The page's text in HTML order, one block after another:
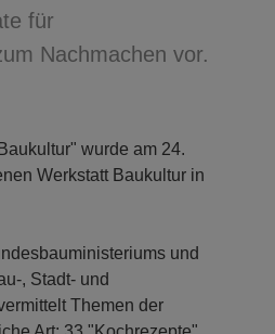
für
Nachmachen vor.
wurde am 24.
Werkstatt Baukultur in
und
, Stadt- und
Themen der